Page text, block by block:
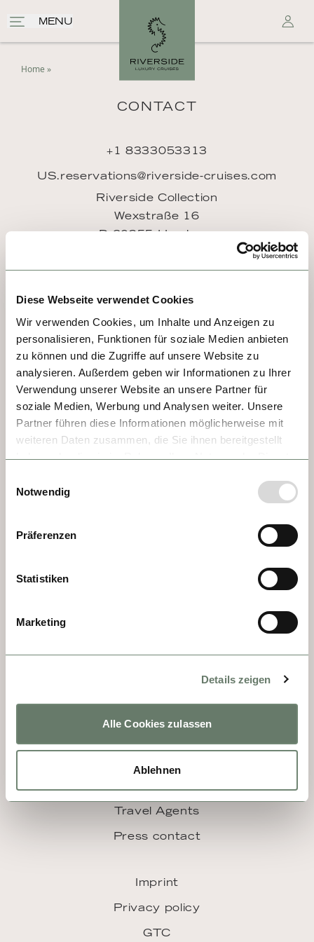
Diese Webseite verwendet Cookies
Wir verwenden Cookies, um Inhalte und Anzeigen zu
personalisieren, Funktionen für soziale Medien anbieten
zu können und die Zugriffe auf unsere Website zu
analysieren. Außerdem geben wir Informationen zu Ihrer
Verwendung unserer Website an unsere Partner für
soziale Medien, Werbung und Analysen weiter. Unsere
Partner führen diese Informationen möglicherweise mit
weiteren Daten zusammen, die Sie ihnen bereitgestellt
haben oder die sie im Rahmen Ihrer Nutzung der Dienste
Notwendig
Präferenzen
Statistiken
Marketing
Details zeigen
Alle Cookies zulassen
Ablehnen
MENU
Home »
CONTACT
+1 8333053313
US.reservations@riverside-cruises.com
Riverside Collection
Wexstraße 16
D-20355 Hamburg
EXPLORE
Philosophy
Routes
Book
My Cruise
LINKS
Travel Agents
Press contact
Imprint
Privacy policy
GTC